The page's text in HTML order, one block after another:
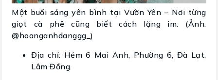
Một buổi sáng yên bình tại Vườn Yên – Nơi từng
giọt cà phê cũng biết cách lặng im. (Ảnh:
@hoanganhdanggg_)
Địa chỉ: Hẻm 6 Mai Anh, Phường 6, Đà Lạt,
Lâm Đồng.